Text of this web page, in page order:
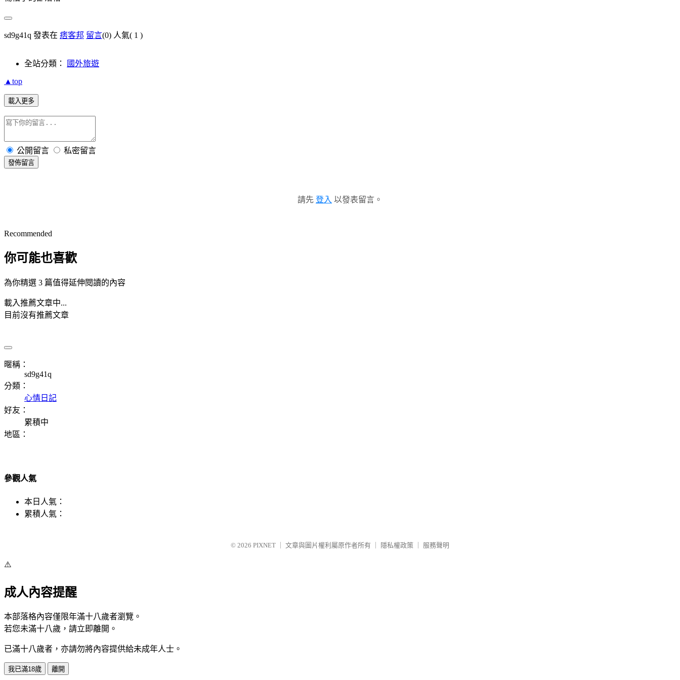
sd9g41q 發表在 痞客邦 留言(0) 人氣( 1 )
全站分類： 國外旅遊
▲top
載入更多
公開留言 私密留言
發佈留言
請先 登入 以發表留言。
Recommended
你可能也喜歡
為你精選 3 篇值得延伸閱讀的內容
載入推薦文章中...
目前沒有推薦文章
暱稱：
sd9g41q
分類：
心情日記
好友：
累積中
地區：
參觀人氣
本日人氣：
累積人氣：
© 2026 PIXNET 文章與圖片權利屬原作者所有 隱私權政策 服務聲明
⚠️
成人內容提醒
本部落格內容僅限年滿十八歲者瀏覽。
若您未滿十八歲，請立即離開。
已滿十八歲者，亦請勿將內容提供給未成年人士。
我已滿18歲 離開